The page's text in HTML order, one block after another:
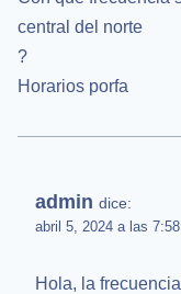
central del norte
?
Horarios porfa
admin dice:
abril 5, 2024 a las
Hola, la